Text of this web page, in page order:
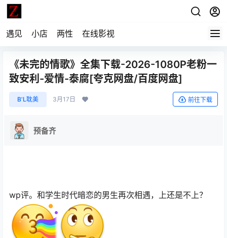
遇见 小店 两性 在线影视
《未完的情歌》全集下载-2026-1080P老粉一
致安利-爱情-泰腐[夸克网盘/百度网盘]
B'L耽美 3月17日 前往下载
预备齐
wp评。和学生时代暗恋的男生再次相遇，上还是不上？